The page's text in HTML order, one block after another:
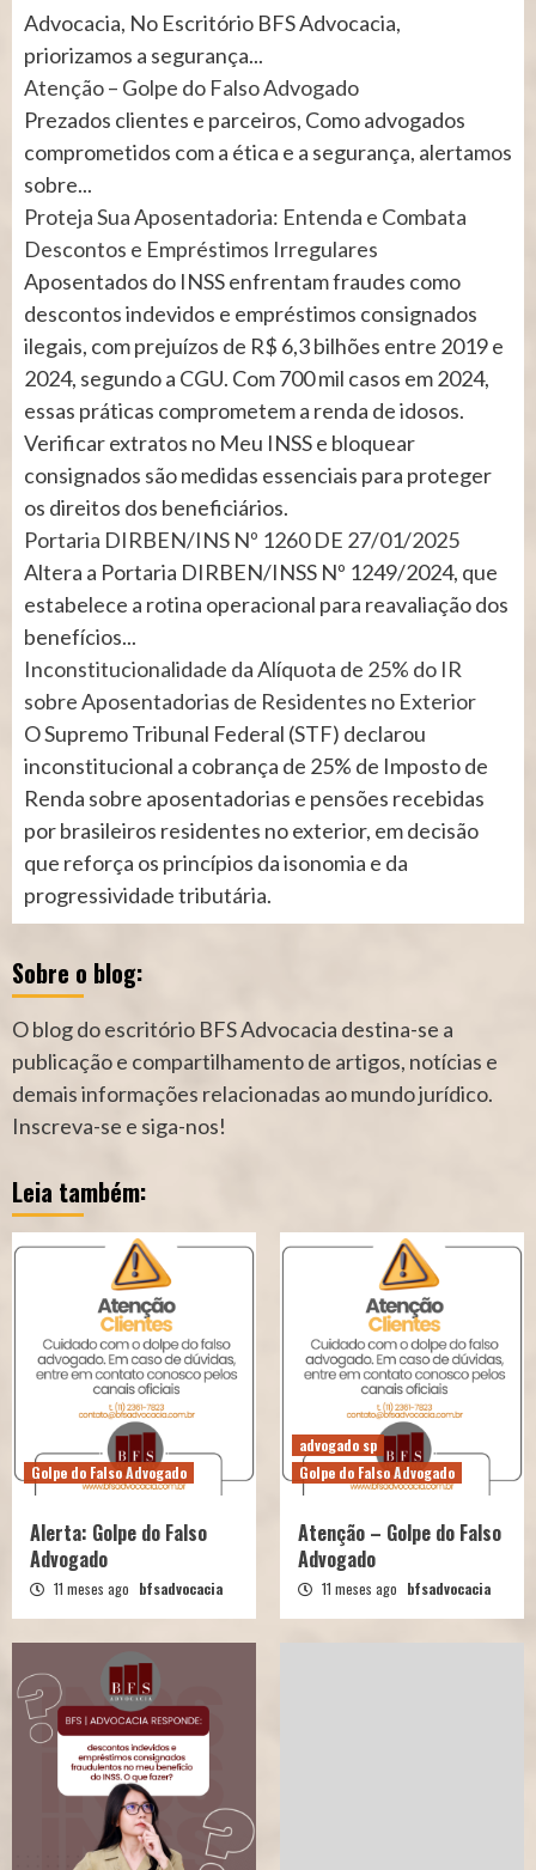
Advocacia, No Escritório BFS Advocacia,
priorizamos a segurança...
Atenção – Golpe do Falso Advogado
Prezados clientes e parceiros, Como advogados
comprometidos com a ética e a segurança, alertamos
sobre...
Proteja Sua Aposentadoria: Entenda e Combata
Descontos e Empréstimos Irregulares
Aposentados do INSS enfrentam fraudes como
descontos indevidos e empréstimos consignados
ilegais, com prejuízos de R$ 6,3 bilhões entre 2019 e
2024, segundo a CGU. Com 700 mil casos em 2024,
essas práticas comprometem a renda de idosos.
Verificar extratos no Meu INSS e bloquear
consignados são medidas essenciais para proteger
os direitos dos beneficiários.
Portaria DIRBEN/INS Nº 1260 DE 27/01/2025
Altera a Portaria DIRBEN/INSS Nº 1249/2024, que
estabelece a rotina operacional para reavaliação dos
benefícios...
Inconstitucionalidade da Alíquota de 25% do IR
sobre Aposentadorias de Residentes no Exterior
O Supremo Tribunal Federal (STF) declarou
inconstitucional a cobrança de 25% de Imposto de
Renda sobre aposentadorias e pensões recebidas
por brasileiros residentes no exterior, em decisão
que reforça os princípios da isonomia e da
progressividade tributária.
Sobre o blog:
O blog do escritório BFS Advocacia destina-se a
publicação e compartilhamento de artigos, notícias e
demais informações relacionadas ao mundo jurídico.
Inscreva-se e siga-nos!
Leia também:
Golpe do Falso Advogado
Alerta: Golpe do Falso
Advogado
11 meses ago bfsadvocacia
advogado sp
Golpe do Falso Advogado
Atenção – Golpe do Falso
Advogado
11 meses ago bfsadvocacia